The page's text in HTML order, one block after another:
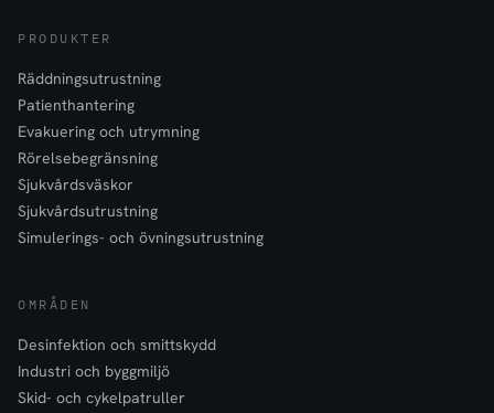
PRODUKTER
Räddningsutrustning
Patienthantering
Evakuering och utrymning
Rörelsebegränsning
Sjukvårdsväskor
Sjukvårdsutrustning
Simulerings- och övningsutrustning
OMRÅDEN
Desinfektion och smittskydd
Industri och byggmiljö
Skid- och cykelpatruller